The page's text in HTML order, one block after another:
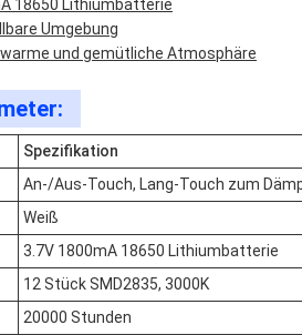
18650 Lithiumbatterie
Umgebung
und gemütliche Atmosphäre
Spezifikation
An-/Aus-Touch, Lang-Touch zum
Weiß
3.7V 1800mA 18650 Lithiumbatterie
12 Stück SMD2835, 3000K
20000 Stunden